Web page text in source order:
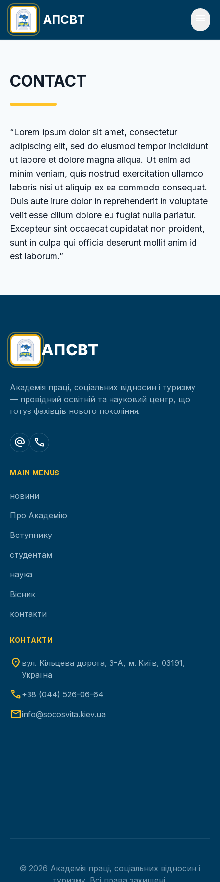
Перейти до вмісту
АПСВТ
CONTACT
“Lorem ipsum dolor sit amet, consectetur
adipiscing elit, sed do eiusmod tempor incididunt
ut labore et dolore magna aliqua. Ut enim ad
minim veniam, quis nostrud exercitation ullamco
laboris nisi ut aliquip ex ea commodo consequat.
Duis aute irure dolor in reprehenderit in voluptate
velit esse cillum dolore eu fugiat nulla pariatur.
Excepteur sint occaecat cupidatat non proident,
sunt in culpa qui officia deserunt mollit anim id
est laborum.”
АПСВТ
Академія праці, соціальних відносин і туризму
— провідний освітній та науковий центр, що
готує фахівців нового покоління.
alternate_email call
MAIN MENUS
новини
Про Академію
Вступнику
студентам
наука
Вісник
контакти
КОНТАКТИ
location_on вул. Кільцева дорога, 3-А, м. Київ, 03191,
Україна
phone+38 (044) 526-06-64
mailinfo@socosvita.kiev.ua
© 2026 Академія праці, соціальних відносин і
туризму. Всі права захищені.